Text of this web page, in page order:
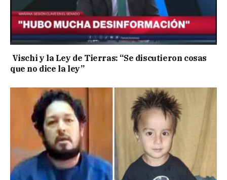
Vischi y la Ley de Tierras: “Se discutieron cosas
que no dice la ley”